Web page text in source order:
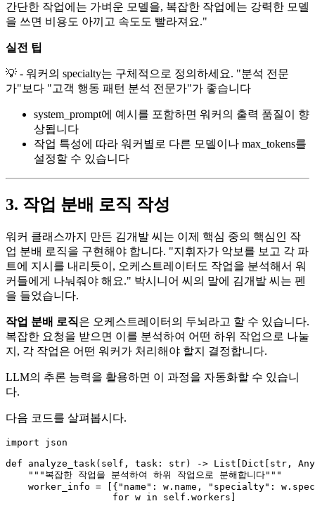
간단한 작업에는 가벼운 모델을, 복잡한 작업에는 강력한 모델
을 쓰면 비용도 아끼고 속도도 빨라져요."
실전 팁
💡 - 워커의 specialty는 구체적으로 정의하세요. "분석 전문
가"보다 "고객 행동 패턴 분석 전문가"가 좋습니다
system_prompt에 예시를 포함하면 워커의 출력 품질이 향
상됩니다
작업 특성에 따라 워커별로 다른 모델이나 max_tokens를
설정할 수 있습니다
3. 작업 분배 로직 작성
워커 클래스까지 만든 김개발 씨는 이제 핵심 중의 핵심인 작
업 분배 로직을 구현해야 합니다. "지휘자가 악보를 보고 각 파
트에 지시를 내리듯이, 오케스트레이터도 작업을 분석해서 워
커들에게 나눠줘야 해요." 박시니어 씨의 말에 김개발 씨는 펜
을 들었습니다.
작업 분배 로직은 오케스트레이터의 두뇌라고 할 수 있습니다.
복잡한 요청을 받으면 이를 분석하여 어떤 하위 작업으로 나눌
지, 각 작업은 어떤 워커가 처리해야 할지 결정합니다.
LLM의 추론 능력을 활용하면 이 과정을 자동화할 수 있습니
다.
다음 코드를 살펴봅시다.
import json
def
analyze_task( self, task: str) -> List Dict str , Any
"""복잡한 작업을 분석하여 하위 작업으로 분해합니다"""
    worker_info = [{
"name" : w.name, "specialty" :
for w in self .workers]